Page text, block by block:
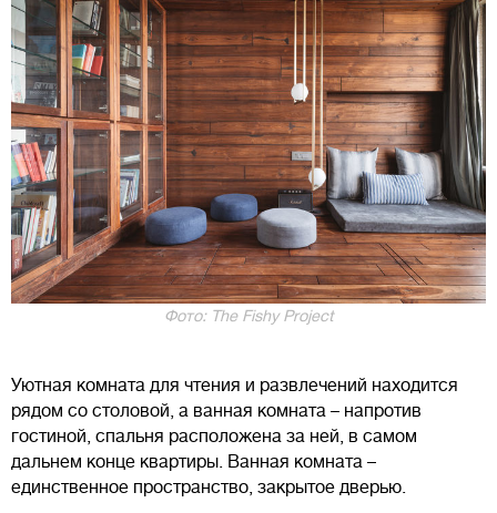
Фото: The Fishy Project
Уютная комната для чтения и развлечений находится
рядом со столовой, а ванная комната – напротив
гостиной, спальня расположена за ней, в самом
дальнем конце квартиры. Ванная комната –
единственное пространство, закрытое дверью.